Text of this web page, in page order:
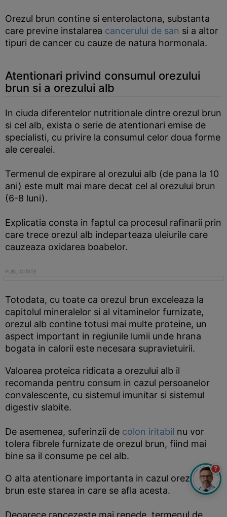
Orezul brun contine si enterolactona, substanta
care previne instalarea cancerului de san si a altor
tipuri de cancer cu cauze de natura hormonala.
Atentionari privind consumul orezului
brun si a orezului alb
In ciuda diferentelor nutritionale dintre orezul brun
si cel alb, exista o serie de atentionari emise de
specialisti, cu privire la consumul celor doua forme
ale cerealei.
Termenul de expirare al orezului alb (de pana la 10
ani) este mult mai mare decat cel al orezului brun
(6-8 luni).
Explicatia consta in faptul ca procesul rafinarii prin
care trece orezul alb indeparteaza uleiurile care
cauzeaza oxidarea boabelor.
Totodata, cu toate ca orezul brun exceleaza la
capitolul mineralelor si al vitaminelor furnizate,
orezul alb contine totusi mai multe proteine, un
aspect important in regiunile lumii unde hrana
bogata in calorii este necesara supravietuirii.
Valoarea proteica ridicata a orezului alb il
recomanda pentru consum in cazul persoanelor
convalescente, cu sistemul imunitar si sistemul
digestiv slabite.
De asemenea, suferinzii de colon iritabil nu vor
tolera fibrele furnizate de orezul brun, fiind mai
bine sa il consume pe cel alb.
O alta atentionare importanta in cazul orezului
brun este starea in care se afla acesta.
Deoarece rancezeste mai repede, termenul de
?